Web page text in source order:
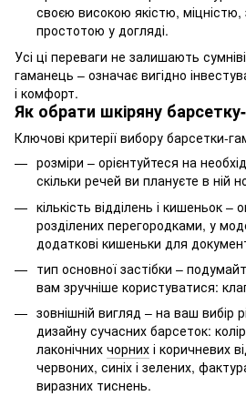
своєю високою якістю, міцністю,
простотою у догляді.
Усі ці переваги не залишають
гаманець – означає вигідно
і комфорт.
Як обрати шкіряну
Ключові критерії вибору барсетки-
розміри – орієнтуйтеся на
скільки речей ви плануєте в ній
кількість відділень і кишеньок –
розділених перегородками, у
додаткові кишеньки для
тип основної застібки –
вам зручніше користуватися:
зовнішній вигляд – на ваш вибір
дизайну сучасних барсеток:
лаконічних чорних і коричневих
червоних, синіх і зелених,
виразних тиснень.